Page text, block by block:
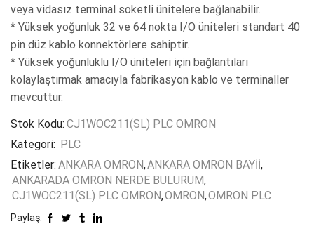
veya vidasız terminal soketli ünitelere bağlanabilir.
* Yüksek yoğunluk 32 ve 64 nokta I/O üniteleri standart 40
pin düz kablo konnektörlere sahiptir.
* Yüksek yoğunluklu I/O üniteleri için bağlantıları
kolaylaştırmak amacıyla fabrikasyon kablo ve terminaller
mevcuttur.
Stok Kodu: CJ1WOC211(SL) PLC OMRON
Kategori: PLC
Etiketler: ANKARA OMRON,ANKARA OMRON BAYİİ,
ANKARADA OMRON NERDE BULURUM,
CJ1WOC211(SL) PLC OMRON,OMRON,OMRON PLC
Paylaş: